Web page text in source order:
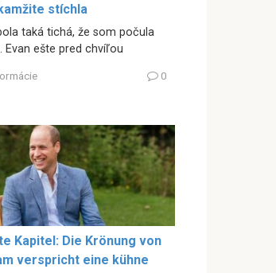
stíchla
taká tichá, že som počula
Evan ešte pred chvíľou
0
Kapitel: Die Krönung von
verspricht eine kühne